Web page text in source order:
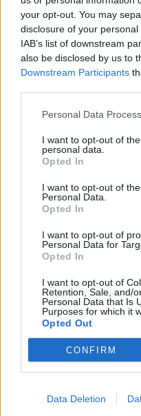
your opt-out. You may
disclosure of your
IAB’s list of downstream
also be disclosed by us to
Downstream Participants
Personal Data
I want to opt-out of
personal data.
Opted In
I want to opt-out of
Personal Data.
Opted In
I want to opt-out of
Personal Data for
Opted In
I want to opt-out of
Retention, Sale, and/
Personal Data that Is
Purposes for which it
Opted Out
CONFIRM
Data Deletion
di
Via
POTREBBERO